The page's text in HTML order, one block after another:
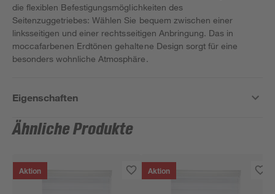
die flexiblen Befestigungsmöglichkeiten des
Seitenzuggetriebes: Wählen Sie bequem zwischen einer
linksseitigen und einer rechtsseitigen Anbringung. Das in
moccafarbenen Erdtönen gehaltene Design sorgt für eine
besonders wohnliche Atmosphäre.
Eigenschaften
Ähnliche Produkte
Aktion Aktion